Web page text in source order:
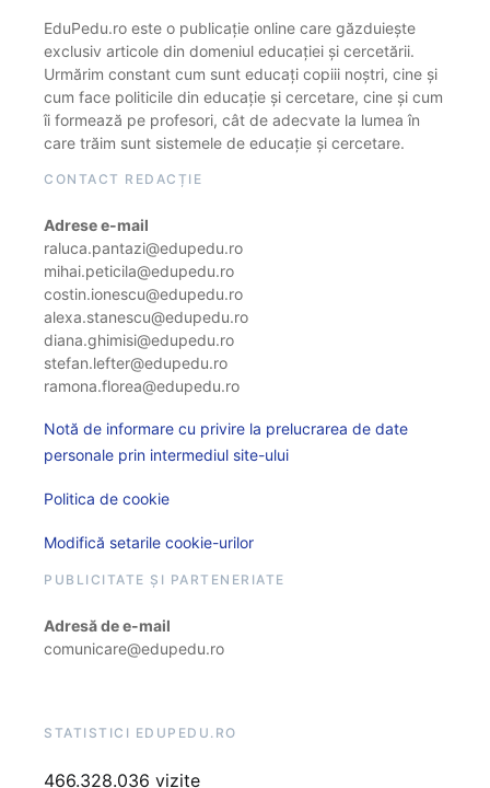
EduPedu.ro este o publicație online care găzduiește
exclusiv articole din domeniul educației și cercetării.
Urmărim constant cum sunt educați copiii noștri, cine și
cum face politicile din educație și cercetare, cine și cum
îi formează pe profesori, cât de adecvate la lumea în
care trăim sunt sistemele de educație și cercetare.
CONTACT REDACȚIE
Adrese e-mail
raluca.pantazi@edupedu.ro
mihai.peticila@edupedu.ro
costin.ionescu@edupedu.ro
alexa.stanescu@edupedu.ro
diana.ghimisi@edupedu.ro
stefan.lefter@edupedu.ro
ramona.florea@edupedu.ro
Notă de informare cu privire la prelucrarea de date
personale prin intermediul site-ului
Politica de cookie
Modifică setarile cookie-urilor
PUBLICITATE ȘI PARTENERIATE
Adresă de e-mail
comunicare@edupedu.ro
STATISTICI EDUPEDU.RO
466.328.036 vizite